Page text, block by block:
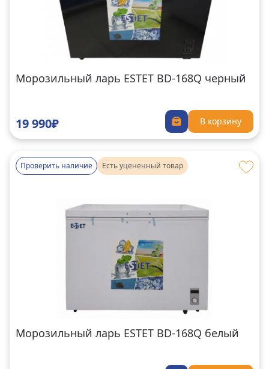
Морозильный ларь ESTET BD-168Q черный
19 990₽ В корзину
Проверить наличие Есть уцененный товар
Морозильный ларь ESTET BD-168Q белый